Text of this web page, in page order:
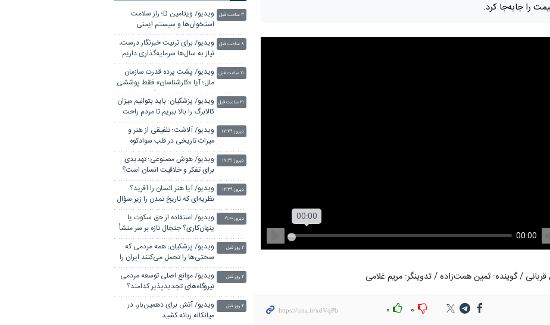
را جابه‌جا کرد.
Play
00:00
قربانی / گوینده: ثمین همت‌زاده / تدوینگر: مریم غلامی
۰ ۰
ویدیو/ ویتامین D؛ راز سلامت
استخوان‌ها و سیستم ایمنی
۳ ساعت قبل
ویدیو/ برای تربیت خبرنگار درست،
نیاز به سال‌ها سرمایه‌گذاری داریم
۸ ساعت قبل
ویدیو/ پشت پرده قدرت سازمان
ملل؛ آیا «کارشناسان» فقط پوششی
برای سیاست هستند؟
۱۱ ساعت قبل
ویدیو/ پزشکیان: باید بتوانیم میزان
کالابرگ را بالا ببریم تا مردم راحت
باشند
۲۱ ساعت قبل
ویدیو/ آلاشت؛ تلفیقی از هنر و
میراث تاریخی در قلب سوادکوه
دیروز ۱۷:۴۹
ویدیو/ هوش مصنوعی؛ تهدیدی
برای تفکر و خلاقیت انسان است؟
دیروز ۱۷:۳۱
ویدیو/ آیا هنر انسان را آفرید؟
نظریه‌ای که تاریخ تمدن را زیر سؤال
برد
دیروز ۱۲:۳۹
ویدیو/ استفاده از حق سکوت یا
پنهان‌کاری؟ جنجال تازه بر سر منشأ
کرونا
دیروز ۰۹:۰۰
ویدیو/ پزشکیان: همه مردمی که
سختی‌ها را تحمل می‌کنند ایران را
حفظ کردند
۲ روز قبل
ویدیو/ موانع اصلی توسعه مردمی
نیروگاه‌های تجدیدپذیر کدامند؟
۲ روز قبل
ویدیو/ آتش برای دهمین‌بار، در
میانکاله زبانه کشید
۲ روز قبل